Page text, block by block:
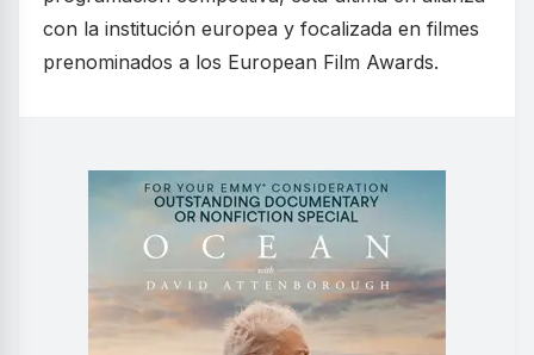
con la institución europea y focalizada en filmes
prenominados a los European Film Awards.